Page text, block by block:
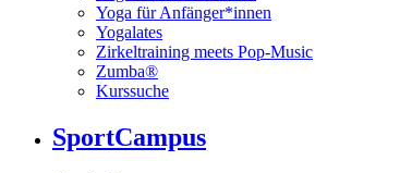
Yoga für Anfänger*innen
Yogalates
Zirkeltraining meets Pop-Music
Zumba®
Kurssuche
SportCampus